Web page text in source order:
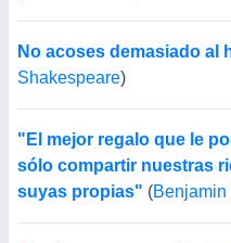
No acoses demasiado al
Shakespeare)
"El mejor regalo que le
sólo compartir nuestras
suyas propias" (